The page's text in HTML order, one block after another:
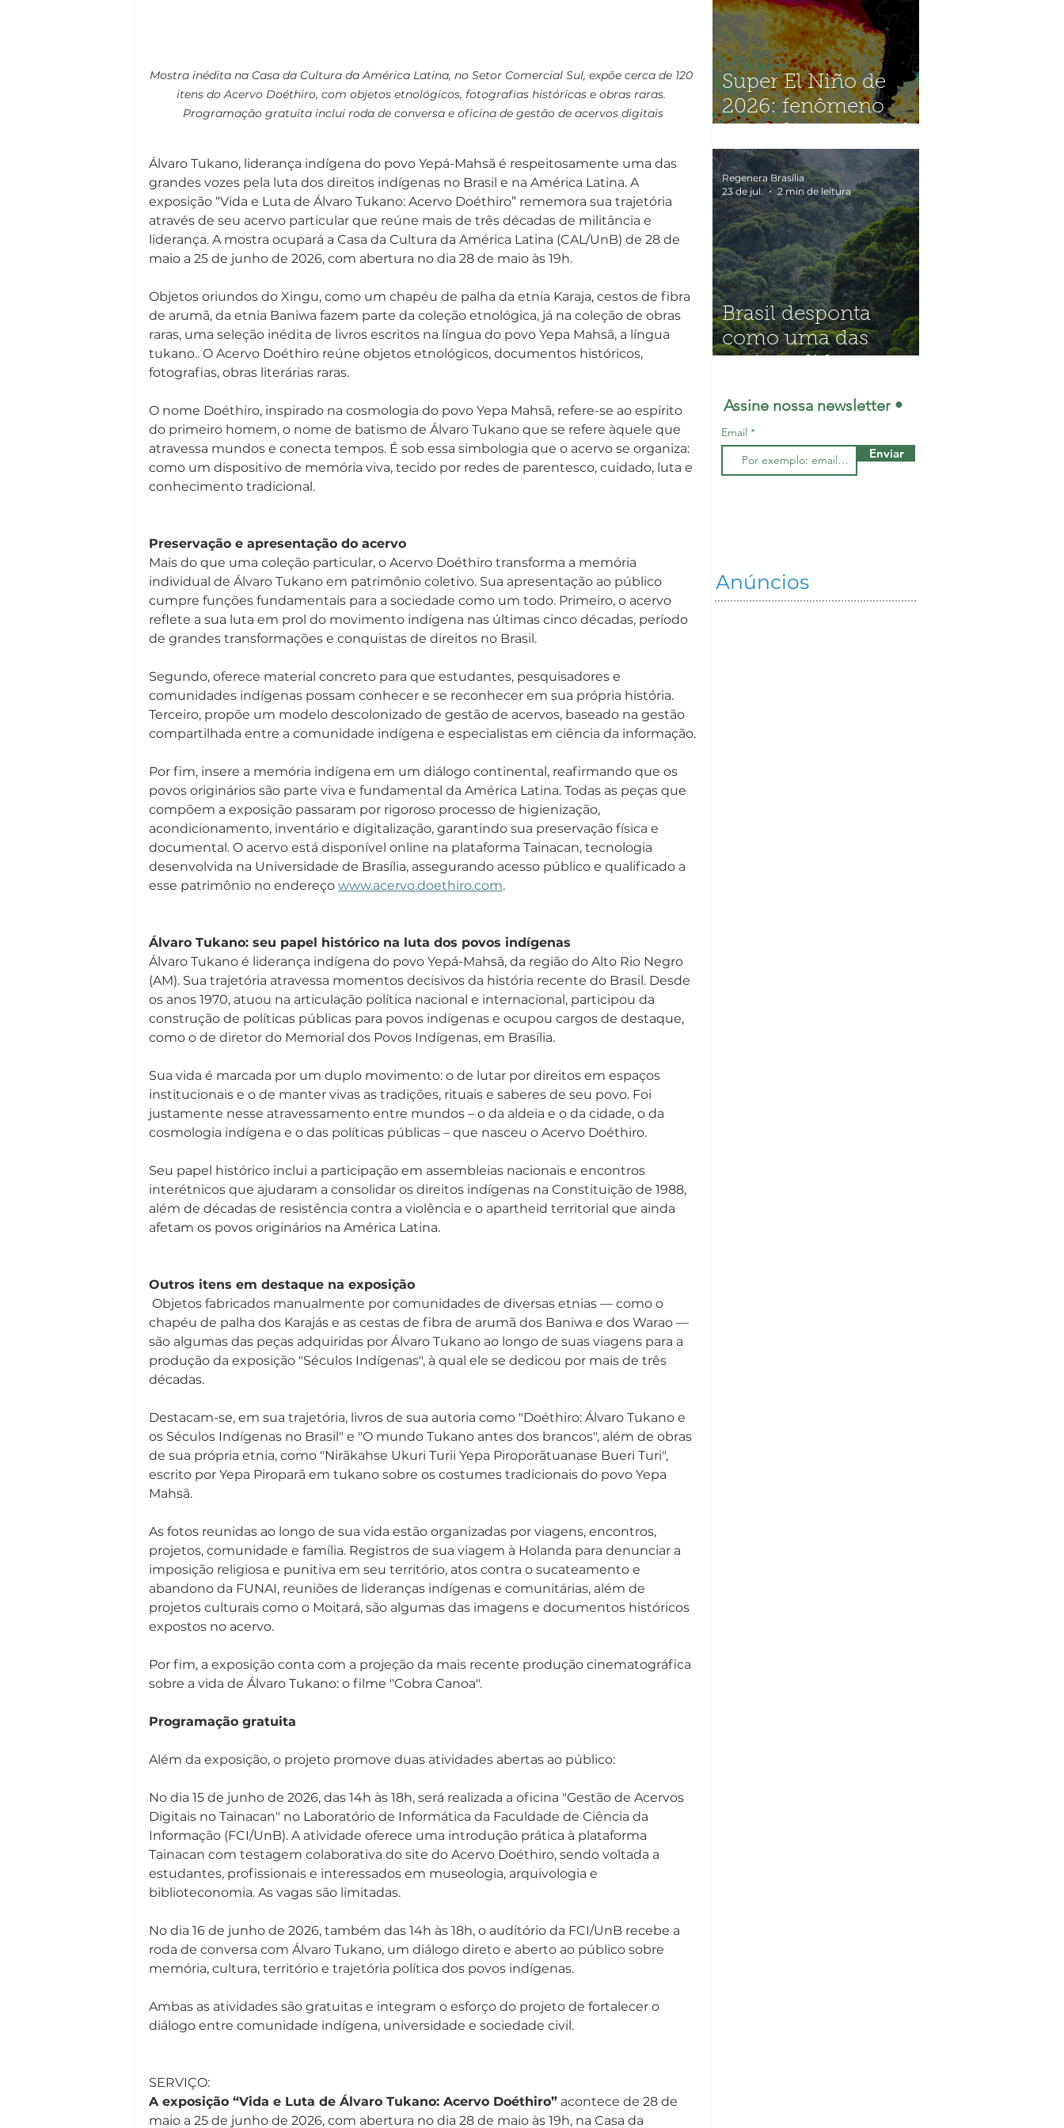
Mostra inédita na Casa da Cultura da América Latina, no Setor Comercial Sul, expõe cerca de 120
itens do Acervo Doéthiro, com objetos etnológicos, fotografias históricas e obras raras.
Programação gratuita inclui roda de conversa e oficina de gestão de acervos digitais
Álvaro Tukano, liderança indígena do povo Yepá-Mahsã é respeitosamente uma das
grandes vozes pela luta dos direitos indígenas no Brasil e na América Latina. A
exposição “Vida e Luta de Álvaro Tukano: Acervo Doéthiro” rememora sua trajetória
através de seu acervo particular que reúne mais de três décadas de militância e
liderança. A mostra ocupará a Casa da Cultura da América Latina (CAL/UnB) de 28 de
maio a 25 de junho de 2026, com abertura no dia 28 de maio às 19h.
Objetos oriundos do Xingu, como um chapéu de palha da etnia Karaja, cestos de fibra
de arumã, da etnia Baniwa fazem parte da coleção etnológica, já na coleção de obras
raras, uma seleção inédita de livros escritos na língua do povo Yepa Mahsã, a língua
tukano.. O Acervo Doéthiro reúne objetos etnológicos, documentos históricos,
fotografias, obras literárias raras.
O nome Doéthiro, inspirado na cosmologia do povo Yepa Mahsã, refere-se ao espírito
do primeiro homem, o nome de batismo de Álvaro Tukano que se refere àquele que
atravessa mundos e conecta tempos. É sob essa simbologia que o acervo se organiza:
como um dispositivo de memória viva, tecido por redes de parentesco, cuidado, luta e
conhecimento tradicional.
Preservação e apresentação do acervo
Mais do que uma coleção particular, o Acervo Doéthiro transforma a memória
individual de Álvaro Tukano em patrimônio coletivo. Sua apresentação ao público
cumpre funções fundamentais para a sociedade como um todo. Primeiro, o acervo
reflete a sua luta em prol do movimento indígena nas últimas cinco décadas, período
de grandes transformações e conquistas de direitos no Brasil.
Segundo, oferece material concreto para que estudantes, pesquisadores e
comunidades indígenas possam conhecer e se reconhecer em sua própria história.
Terceiro, propõe um modelo descolonizado de gestão de acervos, baseado na gestão
compartilhada entre a comunidade indígena e especialistas em ciência da informação.
Por fim, insere a memória indígena em um diálogo continental, reafirmando que os
povos originários são parte viva e fundamental da América Latina. Todas as peças que
compõem a exposição passaram por rigoroso processo de higienização,
acondicionamento, inventário e digitalização, garantindo sua preservação física e
documental. O acervo está disponível online na plataforma Tainacan, tecnologia
desenvolvida na Universidade de Brasília, assegurando acesso público e qualificado a
esse patrimônio no endereço www.acervo.doethiro.com.
Álvaro Tukano: seu papel histórico na luta dos povos indígenas
Álvaro Tukano é liderança indígena do povo Yepá-Mahsã, da região do Alto Rio Negro
(AM). Sua trajetória atravessa momentos decisivos da história recente do Brasil. Desde
os anos 1970, atuou na articulação política nacional e internacional, participou da
construção de políticas públicas para povos indígenas e ocupou cargos de destaque,
como o de diretor do Memorial dos Povos Indígenas, em Brasília.
Sua vida é marcada por um duplo movimento: o de lutar por direitos em espaços
institucionais e o de manter vivas as tradições, rituais e saberes de seu povo. Foi
justamente nesse atravessamento entre mundos – o da aldeia e o da cidade, o da
cosmologia indígena e o das políticas públicas – que nasceu o Acervo Doéthiro.
Seu papel histórico inclui a participação em assembleias nacionais e encontros
interétnicos que ajudaram a consolidar os direitos indígenas na Constituição de 1988,
além de décadas de resistência contra a violência e o apartheid territorial que ainda
afetam os povos originários na América Latina.
Outros itens em destaque na exposição
Objetos fabricados manualmente por comunidades de diversas etnias — como o
chapéu de palha dos Karajás e as cestas de fibra de arumã dos Baniwa e dos Warao —
são algumas das peças adquiridas por Álvaro Tukano ao longo de suas viagens para a
produção da exposição "Séculos Indígenas", à qual ele se dedicou por mais de três
décadas.
Destacam-se, em sua trajetória, livros de sua autoria como "Doéthiro: Álvaro Tukano e
os Séculos Indígenas no Brasil" e "O mundo Tukano antes dos brancos", além de obras
de sua própria etnia, como "Nirãkahse Ukuri Turii Yepa Piroporãtuanase Bueri Turi",
escrito por Yepa Piroparã em tukano sobre os costumes tradicionais do povo Yepa
Mahsã.
As fotos reunidas ao longo de sua vida estão organizadas por viagens, encontros,
projetos, comunidade e família. Registros de sua viagem à Holanda para denunciar a
imposição religiosa e punitiva em seu território, atos contra o sucateamento e
abandono da FUNAI, reuniões de lideranças indígenas e comunitárias, além de
projetos culturais como o Moitará, são algumas das imagens e documentos históricos
expostos no acervo.
Por fim, a exposição conta com a projeção da mais recente produção cinematográfica
sobre a vida de Álvaro Tukano: o filme "Cobra Canoa".
Programação gratuita
Além da exposição, o projeto promove duas atividades abertas ao público:
No dia 15 de junho de 2026, das 14h às 18h, será realizada a oficina "Gestão de Acervos
Digitais no Tainacan" no Laboratório de Informática da Faculdade de Ciência da
Informação (FCI/UnB). A atividade oferece uma introdução prática à plataforma
Tainacan com testagem colaborativa do site do Acervo Doéthiro, sendo voltada a
estudantes, profissionais e interessados em museologia, arquivologia e
biblioteconomia. As vagas são limitadas.
No dia 16 de junho de 2026, também das 14h às 18h, o auditório da FCI/UnB recebe a
roda de conversa com Álvaro Tukano, um diálogo direto e aberto ao público sobre
memória, cultura, território e trajetória política dos povos indígenas.
Ambas as atividades são gratuitas e integram o esforço do projeto de fortalecer o
diálogo entre comunidade indígena, universidade e sociedade civil.
SERVIÇO:
A exposição “Vida e Luta de Álvaro Tukano: Acervo Doéthiro” acontece de 28 de
maio a 25 de junho de 2026, com abertura no dia 28 de maio às 19h, na Casa da
Super El Niño de
2026: fenômeno
histórico e acende
alerta global
Brasil desponta
como uma das
restauração de
ecossistemas
Regenera Brasília
23 de jul.
2 min de leitura
Assine nossa newsletter •
Email
Enviar
Anúncios